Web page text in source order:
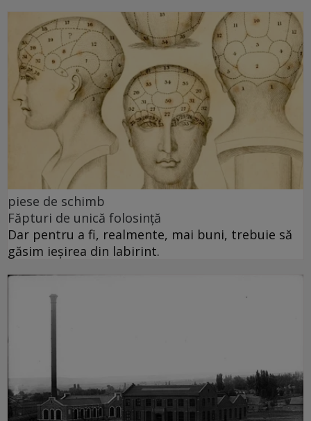
piese de schimb
Făpturi de unică folosință
Dar pentru a fi, realmente, mai buni, trebuie să
găsim ieșirea din labirint.